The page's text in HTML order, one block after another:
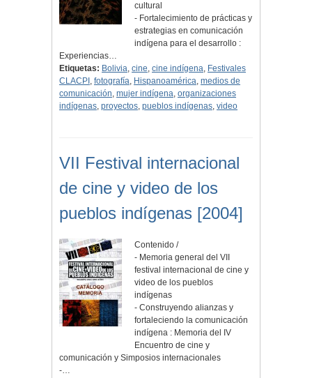
cultural
- Fortalecimiento de prácticas y
estrategias en comunicación
indígena para el desarrollo :
Experiencias…
Etiquetas: Bolivia, cine, cine indígena, Festivales
CLACPI , fotografía, Hispanoamérica, medios de
comunicación, mujer indígena, organizaciones
indígenas, proyectos, pueblos indígenas, video
VII Festival internacional
de cine y video de los
pueblos indígenas [2004]
Contenido /
- Memoria general del VII
festival internacional de cine y
video de los pueblos
indígenas
- Construyendo alianzas y
fortaleciendo la comunicación
indígena : Memoria del IV
Encuentro de cine y
comunicación y Simposios internacionales
-…